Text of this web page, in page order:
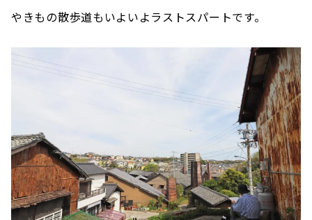
やきもの散歩道もいよいよラストスパートです。